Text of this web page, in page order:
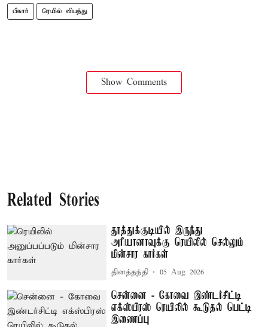
பீகார் ரெயில் விபத்து
Show Comments
Related Stories
தூத்துக்குடியில் இருந்து
அரியானாவுக்கு ரெயிலில் செல்லும்
மின்சார கார்கள்
தினத்தந்தி 05 Aug 2026
சென்னை - கோவை இண்டர்சிட்டி
எக்ஸ்பிரஸ் ரெயிலில் கூடுதல் பெட்டி
இணைப்பு